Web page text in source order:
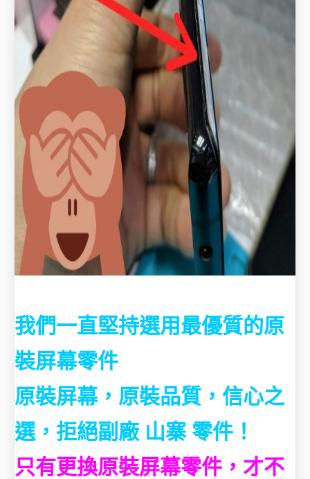
我們一直堅持選用最優質的原
裝屏幕零件
原裝屏幕，原裝品質，信心之
選，拒絕副廠 山寨 零件！
只有更換原裝屏幕零件，才不